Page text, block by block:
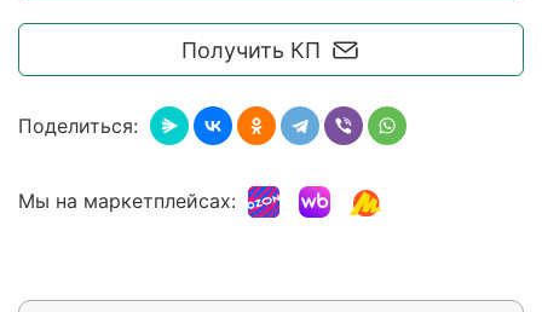
Получить КП
Поделиться:
Мы на маркетплейсах: